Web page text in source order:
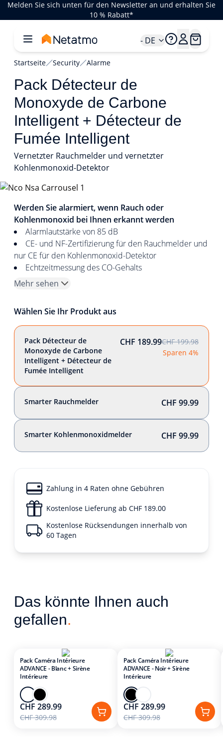
Melden Sie sich unten für den Newsletter an und erhalten Sie
10 % Rabatt*
- DE
Startseite Security Alarme
Pack Détecteur de
Monoxyde de Carbone
Intelligent + Détecteur de
Fumée Intelligent
Vernetzter Rauchmelder und vernetzter
Kohlenmonoxid-Detektor
Werden Sie alarmiert, wenn Rauch oder
Kohlenmonoxid bei Ihnen erkannt werden
Alarmlautstärke von 85 dB
CE- und NF-Zertifizierung für den Rauchmelder und
nur CE für den Kohlenmonoxid-Detektor
Echtzeitmessung des CO-Gehalts
Mehr sehen
Wählen Sie Ihr Produkt aus
Pack Détecteur de
Monoxyde de Carbone
Intelligent + Détecteur de
Fumée Intelligent
CHF 189.99CHF 199.98
Sparen 4%
Smarter Rauchmelder CHF 99.99
Smarter Kohlenmonoxidmelder CHF 99.99
Zahlung in 4 Raten ohne Gebühren
Kostenlose Lieferung ab CHF 189.00
Kostenlose Rücksendungen innerhalb von
60 Tagen
Das könnte Ihnen auch
gefallen.
Pack Caméra Intérieure
ADVANCE - Blanc + Sirène
Intérieure
CHF 289.99
CHF 309.98
Pack Caméra Intérieure
ADVANCE - Noir + Sirène
Intérieure
CHF 289.99
CHF 309.98